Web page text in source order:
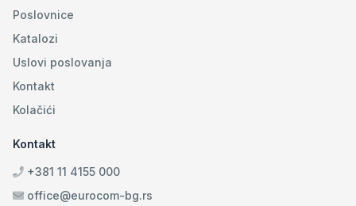
Poslovnice
Katalozi
Uslovi poslovanja
Kontakt
Kolačići
Kontakt
+381 11 4155 000
office@eurocom-bg.rs